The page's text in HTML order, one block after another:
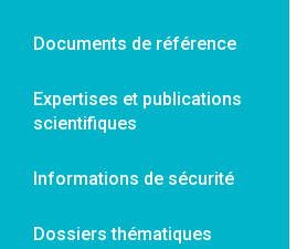
Documents de référence
Expertises et publications
scientifiques
Informations de sécurité
Dossiers thématiques